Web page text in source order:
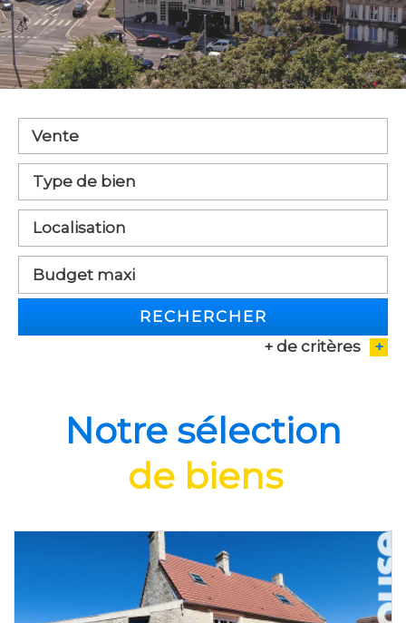
Vente
Critères supplémentaires
Parking Terrasse
RECHERCHER
+ de critères
+
Notre sélection
de biens